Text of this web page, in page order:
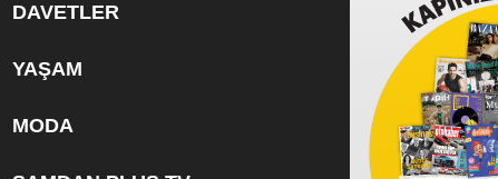
DAVETLER
YAŞAM
MODA